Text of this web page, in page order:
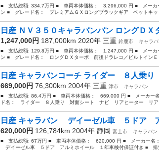
■ 支払総額: 334.7万円 ■ 車両本体価格： 3,296,000 円 ■ メー
ン ■ グレード名： プレミアムＧＸロングブラックギア ベットキ
日産 ＮＶ３５０キャラバンバン ロングＤ
1,247,000円 187,000km 2020年 三重 鈴鹿市
キャラバ
■ 支払総額: 129.8万円 ■ 車両本体価格： 1,247,000 円 ■ メー
ン ■ グレード名： ロングＤＸターボ 前後ドラレコ／ビルトインＥ
日産 キャラバンコーチ ライダー ８人
669,000円 76,300km 2004年 三重 津市
キャラバン
■ 支払総額: 86.4万円 ■ 車両本体価格： 669,000 円 ■ メーカ
ド名： ライダー ８人乗り 対面シート ナビ リアヒーター リア
日産 キャラバン デイーゼル車 ５ドア
620,000円 126,784km 2004年 静岡 富士市
キャラバン
■ 支払総額: 67万円 ■ 車両本体価格： 620,000 円 ■ メーカー
デイーゼル車 ５ドア アルミホイール １年車検付保証付き ■ 排